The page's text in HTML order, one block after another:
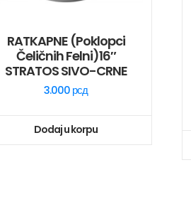
RATKAPNE (poklopci
Čeličnih Felni)16″
STRATOS SIVO-CRNE
3.000 рсд
Dodaj u korpu